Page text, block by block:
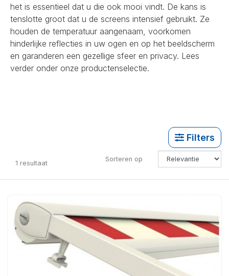
het is essentieel dat u die ook mooi vindt. De kans is
tenslotte groot dat u de screens intensief gebruikt. Ze
houden de temperatuur aangenaam, voorkomen
hinderlijke reflecties in uw ogen en op het beeldscherm
en garanderen een gezellige sfeer en privacy. Lees
verder onder onze productenselectie.
Filters
1 resultaat Sorteren op